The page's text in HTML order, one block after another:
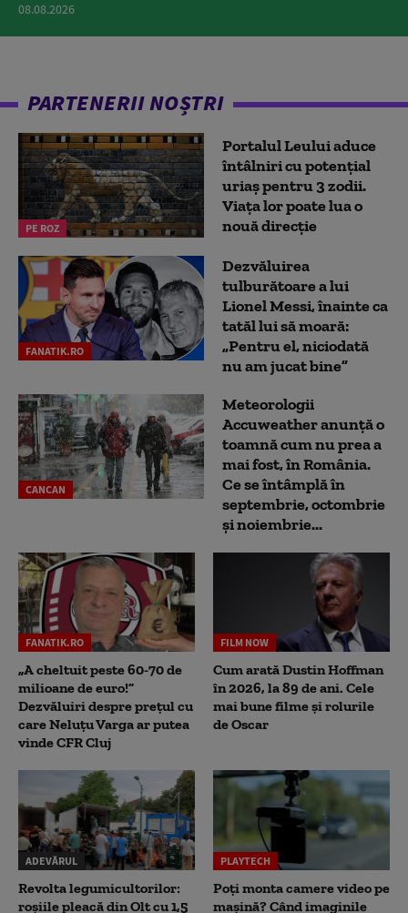
08.08.2026
PARTENERII NOȘTRI
PE ROZ
Portalul Leului aduce
întâlniri cu potențial
uriaș pentru 3 zodii.
Viața lor poate lua o
nouă direcție
FANATIK.RO
Dezvăluirea
tulburătoare a lui
Lionel Messi, înainte ca
tatăl lui să moară:
„Pentru el, niciodată
nu am jucat bine”
CANCAN
Meteorologii
Accuweather anunță o
toamnă cum nu prea a
mai fost, în România.
Ce se întâmplă în
septembrie, octombrie
și noiembrie...
FANATIK.RO
„A cheltuit peste 60-70 de
milioane de euro!”
Dezvăluiri despre prețul cu
care Neluțu Varga ar putea
vinde CFR Cluj
FILM NOW
Cum arată Dustin Hoffman
în 2026, la 89 de ani. Cele
mai bune filme și rolurile
de Oscar
ADEVĂRUL
Revolta legumicultorilor:
roșiile pleacă din Olt cu 1,5
PLAYTECH
Poți monta camere video pe
mașină? Când imaginile